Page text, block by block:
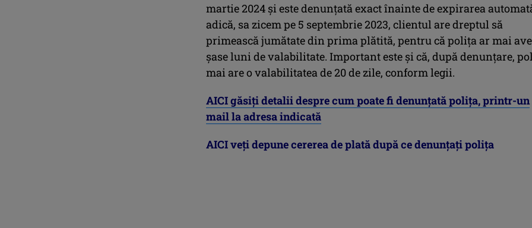
martie 2024 și este denunțată exact înainte de expirarea
adică, sa zicem pe 5 septembrie 2023, clientul are dreptul să
primească jumătate din prima plătită, pentru că polița ar mai
șase luni de valabilitate. Important este și că, după denunțare,
mai are o valabilitatea de 20 de zile, conform legii.
AICI găsiți detalii despre cum poate fi denunțată polița, printr-un
mail la adresa indicată
AICI veți depune cererea de plată după ce denunțați polița